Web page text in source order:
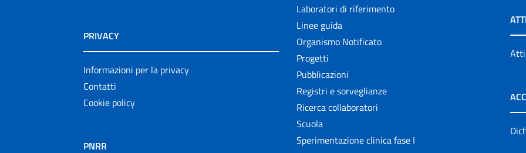
PRIVACY
Informazioni per la privacy
Contatti
Cookie policy
PNRR
Laboratori di riferimento
Linee guida
Organismo Notificato
Progetti
Pubblicazioni
Registri e sorveglianze
Ricerca collaboratori
Scuola
Sperimentazione clinica fase I
Atti